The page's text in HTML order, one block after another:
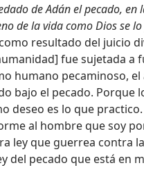
de Adán el pecado,
de la vida como Dios se
resultado del juicio
fue sujetada a
humano pecaminoso, el
bajo el pecado. Porque
deseo es lo que
al hombre que soy
ley que guerrea contra
del pecado que está en